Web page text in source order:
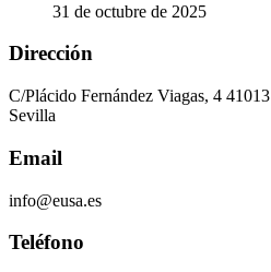
31 de octubre de 2025
Dirección
C/Plácido Fernández Viagas, 4 41013
Sevilla
Email
info@eusa.es
Teléfono